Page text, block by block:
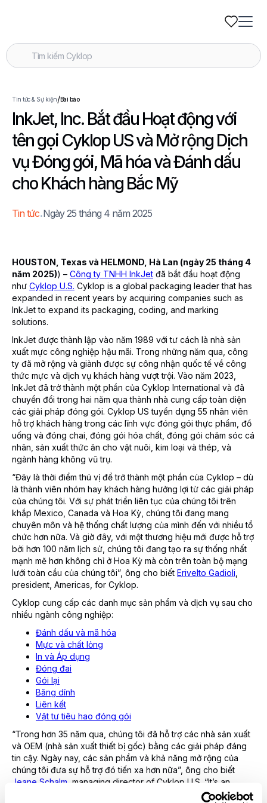
Tin tức & Sự kiện/Bài báo
InkJet, Inc. Bắt đầu Hoạt động với
tên gọi Cyklop US và Mở rộng Dịch
vụ Đóng gói, Mã hóa và Đánh dấu
cho Khách hàng Bắc Mỹ
Tin tức.Ngày 25 tháng 4 năm 2025
HOUSTON, Texas và HELMOND, Hà Lan (ngày 25 tháng 4
năm 2025)) – Công ty TNHH InkJet đã bắt đầu hoạt động
như Cyklop U.S. Cyklop is a global packaging leader that has
expanded in recent years by acquiring companies such as
InkJet to expand its packaging, coding, and marking
solutions.
InkJet được thành lập vào năm 1989 với tư cách là nhà sản
xuất mực công nghiệp hậu mãi. Trong những năm qua, công
ty đã mở rộng và giành được sự công nhận quốc tế về công
thức mực và dịch vụ khách hàng vượt trội. Vào năm 2023,
InkJet đã trở thành một phần của Cyklop International và đã
chuyển đổi trong hai năm qua thành nhà cung cấp toàn diện
các giải pháp đóng gói. Cyklop US tuyển dụng 55 nhân viên
hỗ trợ khách hàng trong các lĩnh vực đóng gói thực phẩm, đồ
uống và đóng chai, đóng gói hóa chất, đóng gói chăm sóc cá
nhân, sản xuất thức ăn cho vật nuôi, kim loại và thép, và
ngành hàng không vũ trụ.
“Đây là thời điểm thú vị để trở thành một phần của Cyklop – dù
là thành viên nhóm hay khách hàng hưởng lợi từ các giải pháp
của chúng tôi. Với sự phát triển liên tục của chúng tôi trên
khắp Mexico, Canada và Hoa Kỳ, chúng tôi đang mang
chuyên môn và hệ thống chất lượng của mình đến với nhiều tổ
chức hơn nữa. Và giờ đây, với một thương hiệu mới được hỗ trợ
bởi hơn 100 năm lịch sử, chúng tôi đang tạo ra sự thống nhất
mạnh mẽ hơn không chỉ ở Hoa Kỳ mà còn trên toàn bộ mạng
lưới toàn cầu của chúng tôi”, ông cho biết Erivelto Gadioli
president, Americas, for Cyklop.
Cyklop cung cấp các danh mục sản phẩm và dịch vụ sau cho
nhiều ngành công nghiệp:
Đánh dấu và mã hóa
Mực và chất lỏng
In và Áp dụng
Đóng đai
Gói lại
Băng dính
Liên kết
Vật tư tiêu hao đóng gói
“Trong hơn 35 năm qua, chúng tôi đã hỗ trợ các nhà sản xuất
và OEM (nhà sản xuất thiết bị gốc) bằng các giải pháp đáng
tin cậy. Ngày nay, các sản phẩm và khả năng mở rộng của
chúng tôi đưa sự hỗ trợ đó tiến xa hơn nữa”, ông cho biết
Jeane Schalm , managing director of Cyklop U.S. “It’s an
exciting time for our long-time customers and the new